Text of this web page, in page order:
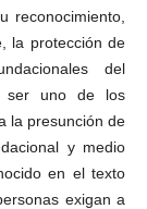
reconocimiento,
la protección de
del
ser uno de los
la presunción de
y medio
en el texto
exigan a